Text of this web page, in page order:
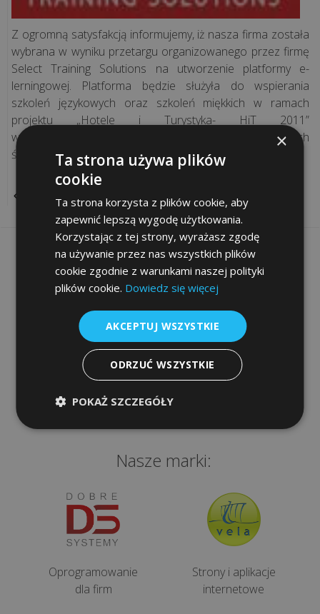
Rozwiązania
sieciowe
Doradztwo
IT
Projekty
informatyczne
legalności
Inwentaryzacja
komputerów
KONTAKT
Z ogromną satysfakcją informujemy, iż nasza firma została
wybrana w wyniku przetargu organizowanego przez firmę
Select Training Solutions na utworzenie platformy e-
lerningowej. Platforma będzie służyła do wspierania
szkoleń językowych oraz szkoleń miękkich w ramach
projektu „Hotele i Turystyka- HiT 2011”
wspołfinansowanego przez Unie Europejska w ramach
środkow Europejskiego Funduszu Społecznego.
POWRÓT
Informacje
Szybki dostęp
Sklep
Programy
Urządzenia dla firm
Nasze marki:
Oprogramowanie
dla firm
Strony i aplikacje
internetowe
×
Ta strona używa plików
cookie
Ta strona korzysta z plików cookie, aby
zapewnić lepszą wygodę użytkowania.
Korzystając z tej strony, wyrażasz zgodę
na używanie przez nas wszystkich plików
cookie zgodnie z warunkami naszej polityki
plików cookie. Dowiedz się więcej
AKCEPTUJ WSZYSTKIE
ODRZUĆ WSZYSTKIE
POKAŻ SZCZEGÓŁY